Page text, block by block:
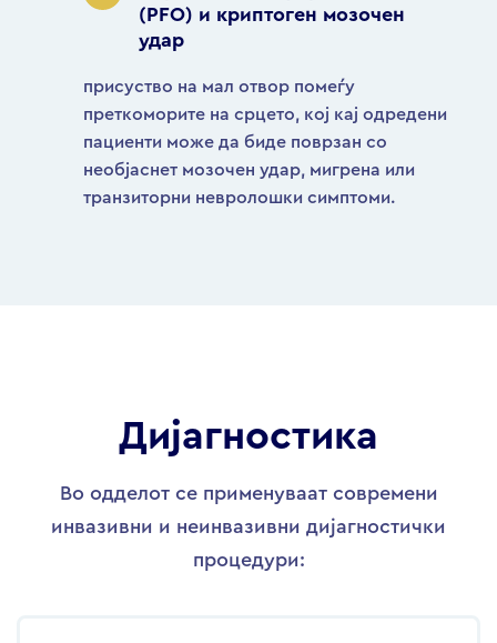
(PFO) и криптоген мозочен
удар
присуство на мал отвор помеѓу
преткоморите на срцето, кој кај одредени
пациенти може да биде поврзан со
необјаснет мозочен удар, мигрена или
транзиторни невролошки симптоми.
Дијагностика
Во одделот се применуваат современи
инвазивни и неинвазивни дијагностички
процедури: